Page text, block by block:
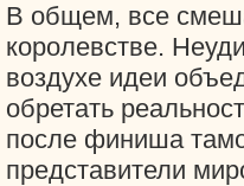
В общем, все
королевстве.
воздухе идеи
обретать
после финиша
представители